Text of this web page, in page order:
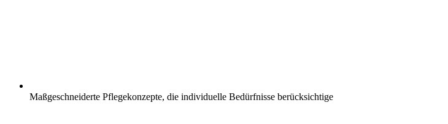
Maßgeschneiderte Pflegekonzepte, die individuelle Bedürfnisse berücksichtige